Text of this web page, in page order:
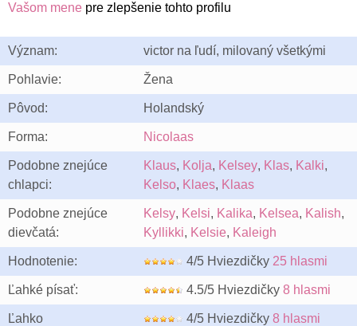
Vašom mene pre zlepšenie tohto profilu
Význam: victor na ľudí, milovaný všetkými
Pohlavie: Žena
Pôvod: Holandský
Forma: Nicolaas
Podobne znejúce
chlapci:
Klaus, Kolja, Kelsey, Klas, Kalki,
Kelso, Klaes, Klaas
Podobne znejúce
dievčatá:
Kelsy, Kelsi, Kalika, Kelsea, Kalish,
Kyllikki, Kelsie, Kaleigh
Hodnotenie: 4/5 Hviezdičky 25 hlasmi
Ľahké písať: 4.5/5 Hviezdičky 8 hlasmi
Ľahko
4/5 Hviezdičky 8 hlasmi